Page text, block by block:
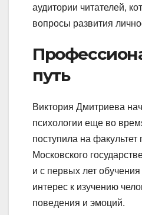
аудитории читателей,
вопросы развития
путь
Виктория Дмитриева
психологии еще во
поступила на факультет
Московского
и с первых лет
интерес к изучению
поведения и эмоций.